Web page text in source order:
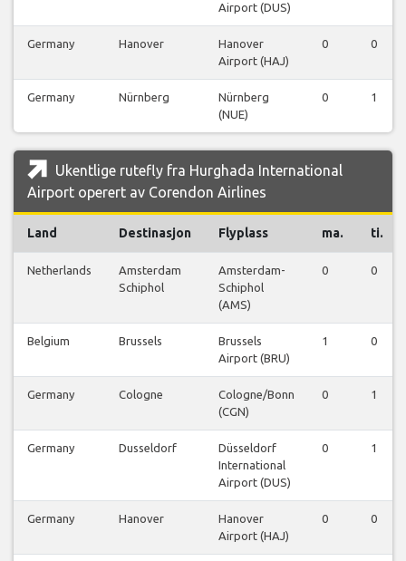
Airport (DUS)
Germany Hanover
Hanover
Airport (HAJ)
0 0
Germany Nürnberg
Nürnberg
(NUE)
0 1
Ukentlige rutefly fra Hurghada International
Airport operert av Corendon Airlines
Land Destinasjon Flyplass ma. ti.
Netherlands
Amsterdam
Schiphol
Amsterdam-
Schiphol
(AMS)
0 0
Belgium Brussels
Brussels
Airport (BRU)
1 0
Germany Cologne
Cologne/Bonn
(CGN)
0 1
Germany Dusseldorf
Düsseldorf
International
Airport (DUS)
0 1
Germany Hanover
Hanover
Airport (HAJ)
0 0